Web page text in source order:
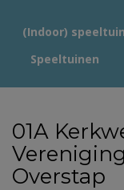
(Indoor)
Speeltuinen
01A
Overstap